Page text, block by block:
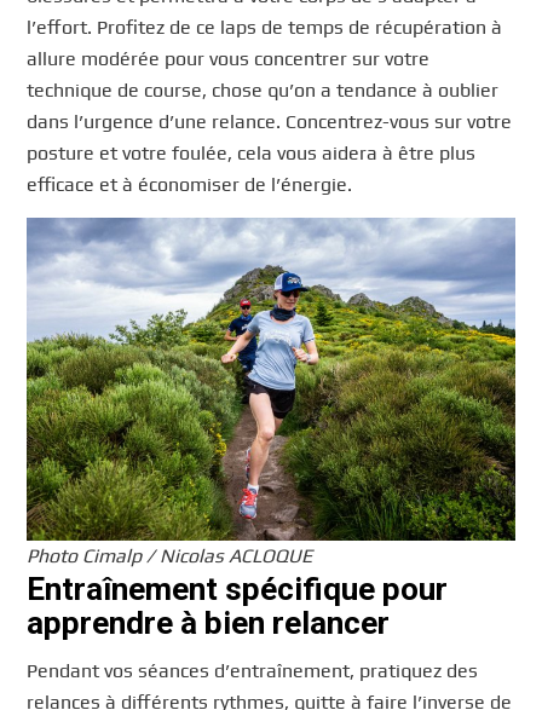
l’effort. Profitez de ce laps de temps de récupération à
allure modérée pour vous concentrer sur votre
technique de course, chose qu’on a tendance à oublier
dans l’urgence d’une relance. Concentrez-vous sur votre
posture et votre foulée, cela vous aidera à être plus
efficace et à économiser de l’énergie.
Photo Cimalp / Nicolas ACLOQUE
Entraînement spécifique pour
apprendre à bien relancer
Pendant vos séances d’entraînement, pratiquez des
relances à différents rythmes, quitte à faire l’inverse de